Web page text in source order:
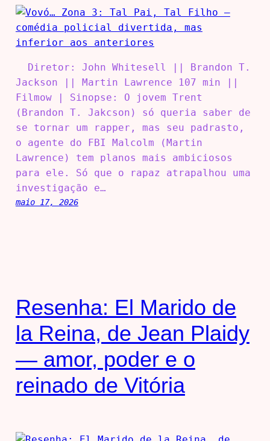
Diretor: John Whitesell || Brandon T.
Jackson || Martin Lawrence 107 min ||
Filmow | Sinopse: O jovem Trent
(Brandon T. Jakcson) só queria saber de
se tornar um rapper, mas seu padrasto,
o agente do FBI Malcolm (Martin
Lawrence) tem planos mais ambiciosos
para ele. Só que o rapaz atrapalhou uma
investigação e…
maio 17, 2026
Resenha: El Marido de
la Reina, de Jean Plaidy
— amor, poder e o
reinado de Vitória